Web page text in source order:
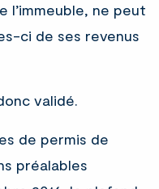
l’immeuble, ne peut
ci de ses revenus
validé.
de permis de
préalables